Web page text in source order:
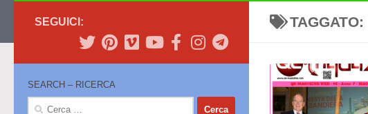
TAGGATO:
SEGUICI:
SEARCH – RICERCA
Ricerca